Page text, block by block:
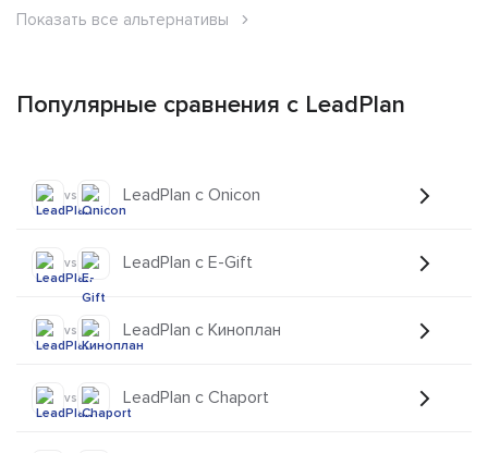
Показать все альтернативы
Популярные сравнения с LeadPlan
vs LeadPlan с Onicon
vs LeadPlan с Е-Gift
vs LeadPlan с Киноплан
vs LeadPlan с Chaport